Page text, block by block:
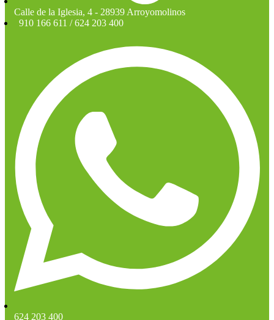
Calle de la Iglesia, 4 - 28939 Arroyomolinos
910 166 611 / 624 203 400
624 203 400